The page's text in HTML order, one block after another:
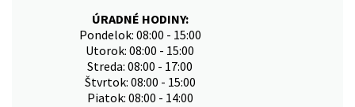
ÚRADNÉ HODINY:
Pondelok: 08:00 - 15:00
Utorok: 08:00 - 15:00
Streda: 08:00 - 17:00
Štvrtok: 08:00 - 15:00
Piatok: 08:00 - 14:00